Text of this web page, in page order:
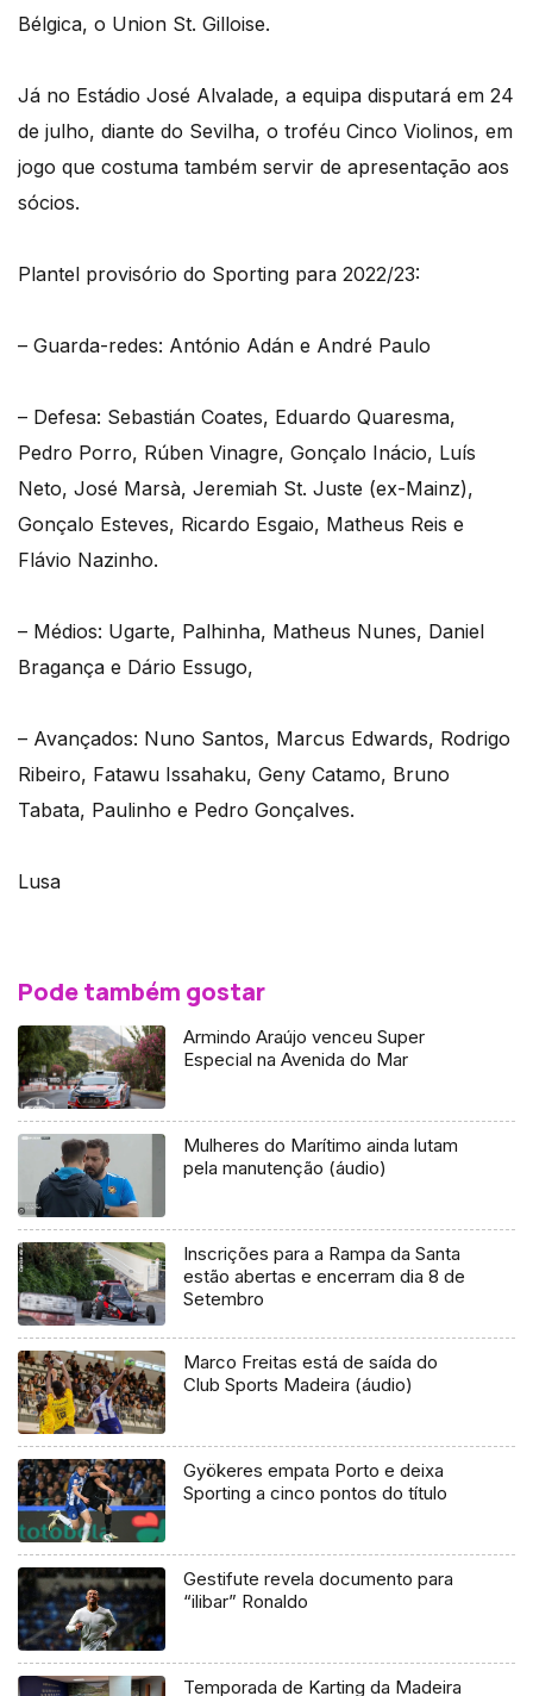
Bélgica, o Union St. Gilloise.
Já no Estádio José Alvalade, a equipa disputará em 24
de julho, diante do Sevilha, o troféu Cinco Violinos, em
jogo que costuma também servir de apresentação aos
sócios.
Plantel provisório do Sporting para 2022/23:
– Guarda-redes: António Adán e André Paulo
– Defesa: Sebastián Coates, Eduardo Quaresma,
Pedro Porro, Rúben Vinagre, Gonçalo Inácio, Luís
Neto, José Marsà, Jeremiah St. Juste (ex-Mainz),
Gonçalo Esteves, Ricardo Esgaio, Matheus Reis e
Flávio Nazinho.
– Médios: Ugarte, Palhinha, Matheus Nunes, Daniel
Bragança e Dário Essugo,
– Avançados: Nuno Santos, Marcus Edwards, Rodrigo
Ribeiro, Fatawu Issahaku, Geny Catamo, Bruno
Tabata, Paulinho e Pedro Gonçalves.
Lusa
Pode também gostar
Armindo Araújo venceu Super
Especial na Avenida do Mar
Mulheres do Marítimo ainda lutam
pela manutenção (áudio)
Inscrições para a Rampa da Santa
estão abertas e encerram dia 8 de
Setembro
Marco Freitas está de saída do
Club Sports Madeira (áudio)
Gyökeres empata Porto e deixa
Sporting a cinco pontos do título
Gestifute revela documento para
“ilibar” Ronaldo
Temporada de Karting da Madeira